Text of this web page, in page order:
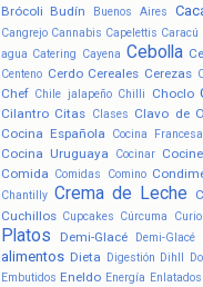
Brócoli Budín Buenos Aires
Cangrejo Cannabis Capelettis Caracú
agua Catering Cayena Cebolla
Centeno Cerdo Cereales Cerezas
Chef Chile jalapeño Chilli Choclo
Cilantro Citas Clases Clavo de
Cocina Española
Cocina Francesa
Cocina Uruguaya Cocinar
Comida Comidas Comino
Chantilly Crema de Leche
Cuchillos Cupcakes Cúrcuma
Platos
Demi-Glacé Demi-
alimentos Dieta Digestión Dihll
Embutidos Eneldo Energía Enlatados